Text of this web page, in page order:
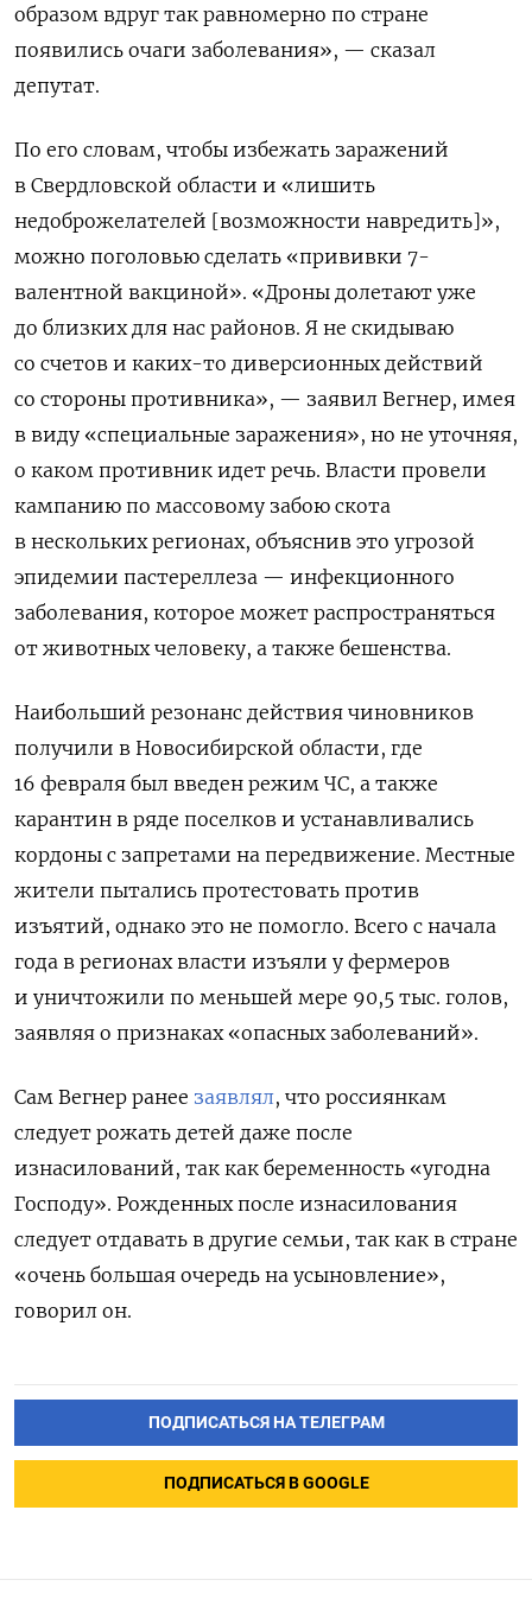
образом вдруг так равномерно по стране
появились очаги заболевания», — сказал
депутат.
По его словам, чтобы избежать заражений
в Свердловской области и «лишить
недоброжелателей [возможности навредить]»,
можно поголовью сделать «прививки 7-
валентной вакциной». «Дроны долетают уже
до близких для нас районов. Я не скидываю
со счетов и каких-то диверсионных действий
со стороны противника», — заявил Вегнер, имея
в виду «специальные заражения», но не уточняя,
о каком противник идет речь. Власти провели
кампанию по массовому забою скота
в нескольких регионах, объяснив это угрозой
эпидемии пастереллеза — инфекционного
заболевания, которое может распространяться
от животных человеку, а также бешенства.
Наибольший резонанс действия чиновников
получили в Новосибирской области, где
16 февраля был введен режим ЧС, а также
карантин в ряде поселков и устанавливались
кордоны с запретами на передвижение. Местные
жители пытались протестовать против
изъятий, однако это не помогло. Всего с начала
года в регионах власти изъяли у фермеров
и уничтожили по меньшей мере 90,5 тыс. голов,
заявляя о признаках «опасных заболеваний».
Сам Вегнер ранее заявлял, что россиянкам
следует рожать детей даже после
изнасилований, так как беременность «угодна
Господу». Рожденных после изнасилования
следует отдавать в другие семьи, так как в стране
«очень большая очередь на усыновление»,
говорил он.
ПОДПИСАТЬСЯ НА ТЕЛЕГРАМ
ПОДПИСАТЬСЯ В GOOGLE